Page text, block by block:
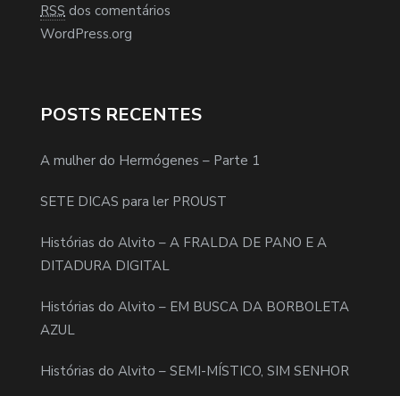
RSS dos comentários
WordPress.org
POSTS RECENTES
A mulher do Hermógenes – Parte 1
SETE DICAS para ler PROUST
Histórias do Alvito – A FRALDA DE PANO E A
DITADURA DIGITAL
Histórias do Alvito – EM BUSCA DA BORBOLETA
AZUL
Histórias do Alvito – SEMI-MÍSTICO, SIM SENHOR